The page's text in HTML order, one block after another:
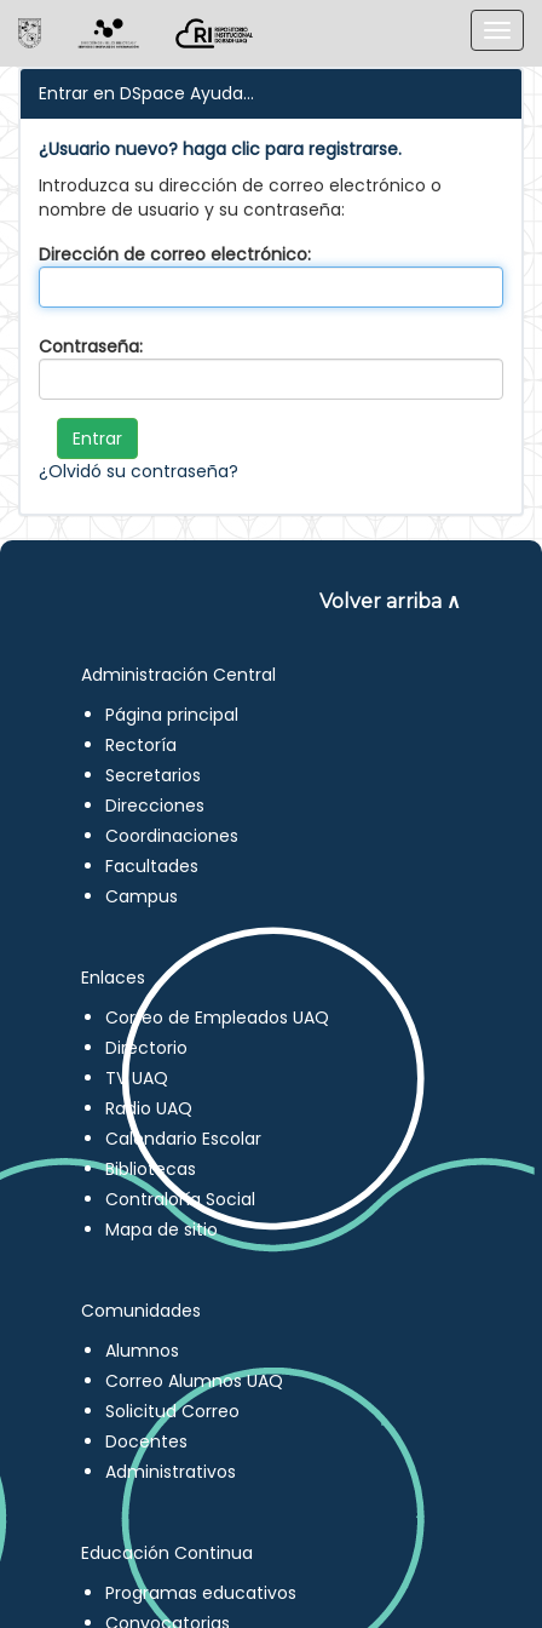
navigation
Entrar en DSpace Ayuda...
¿Usuario nuevo? haga clic para registrarse.
Introduzca su dirección de correo electrónico o
nombre de usuario y su contraseña:
Dirección de correo electrónico:
Contraseña:
¿Olvidó su contraseña?
Volver arriba ∧
Administración Central
Página principal
Rectoría
Secretarios
Direcciones
Coordinaciones
Facultades
Campus
Enlaces
Correo de Empleados UAQ
Directorio
TV UAQ
Radio UAQ
Calendario Escolar
Bibliotecas
Contraloría Social
Mapa de sitio
Comunidades
Alumnos
Correo Alumnos UAQ
Solicitud Correo
Docentes
Administrativos
Educación Continua
Programas educativos
Convocatorias